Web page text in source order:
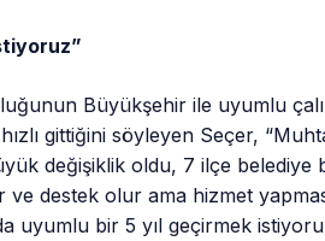
Büyükşehir ile uyumlu
gittiğini söyleyen Seçer,
değişiklik oldu, 7 ilçe belediye
ve destek olur ama hizmet
uyumlu bir 5 yıl geçirmek